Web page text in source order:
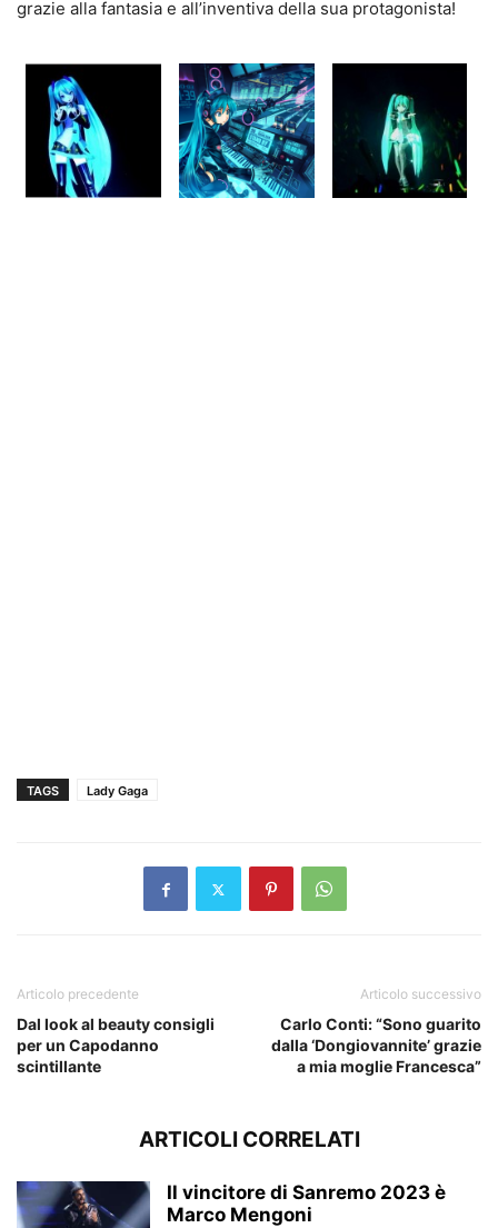
grazie alla fantasia e all’inventiva della sua protagonista!
TAGS Lady Gaga
Articolo precedente
Dal look al beauty consigli
per un Capodanno
scintillante
Articolo successivo
Carlo Conti: “Sono guarito
dalla ‘Dongiovannite’ grazie
a mia moglie Francesca”
ARTICOLI CORRELATI
Il vincitore di Sanremo 2023 è
Marco Mengoni